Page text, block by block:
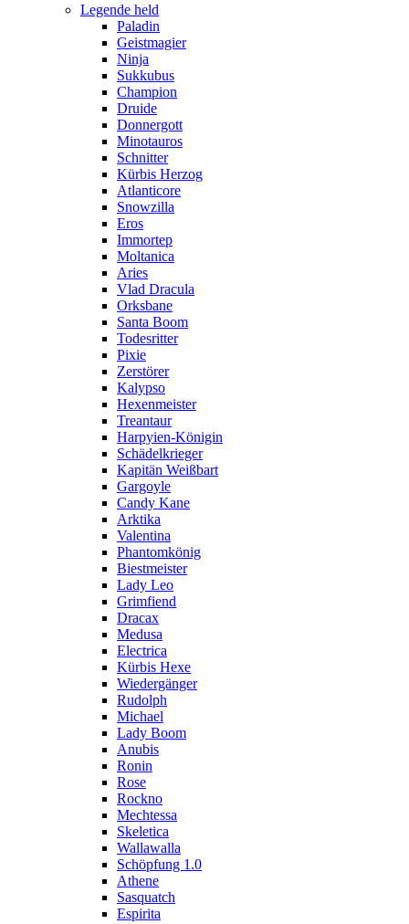
Legende held
Paladin
Geistmagier
Ninja
Sukkubus
Champion
Druide
Donnergott
Minotauros
Schnitter
Kürbis Herzog
Atlanticore
Snowzilla
Eros
Immortep
Moltanica
Aries
Vlad Dracula
Orksbane
Santa Boom
Todesritter
Pixie
Zerstörer
Kalypso
Hexenmeister
Treantaur
Harpyien-Königin
Schädelkrieger
Kapitän Weißbart
Gargoyle
Candy Kane
Arktika
Valentina
Phantomkönig
Biestmeister
Lady Leo
Grimfiend
Dracax
Medusa
Electrica
Kürbis Hexe
Wiedergänger
Rudolph
Michael
Lady Boom
Anubis
Ronin
Rose
Rockno
Mechtessa
Skeletica
Wallawalla
Schöpfung 1.0
Athene
Sasquatch
Espirita